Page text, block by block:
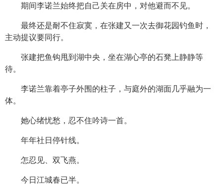
期间李诺兰始终把自己关在房中，对他避而不见。
最终还是耐不住寂寞，在张建又一次去御花园钓鱼时，
主动提议要同行。
张建把鱼钩甩到湖中央，坐在湖心亭的石凳上静静等
待。
李诺兰靠着亭子外围的柱子，与庭外的湖面几乎融为一
体。
她心绪忧愁，忍不住吟诗一首。
年年社日停针线。
怎忍见、双飞燕。
今日江城春已半。